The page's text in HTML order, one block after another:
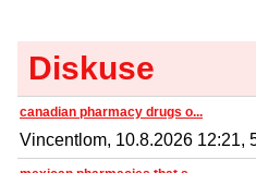
Diskuse
canadian pharmacy drugs o...
Vincentlom, 10.8.2026 12:21,